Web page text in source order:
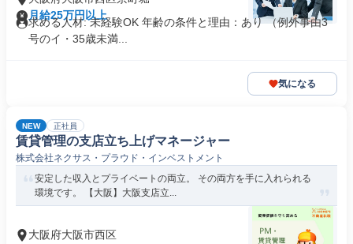
月給25万円以上
求める人材: 未経験OK 年齢の条件と理由：あり （例外事由3
号のイ・35歳未満...
気になる
NEW 正社員
賃貸管理の支店立ち上げマネージャー
株式会社ネクサス・プラウド・インベストメント
安定した収入とプライベートの両立。 その両方を手に入れられる
環境です。 【大阪】大阪支店立...
大阪府大阪市西区